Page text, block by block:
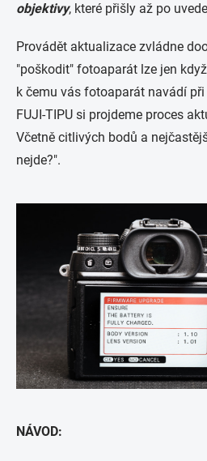
objektivy, které přišly až po
Provádět aktualizace zvládne
"poškodit" fotoaparát lze jen
k čemu vás fotoaparát navádí
FUJI-TIPU si projdeme proces
Včetně citlivých bodů a
nejde?".
NÁVOD: